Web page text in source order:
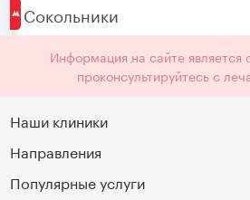
Сокольники
Информация на сайте является
проконсультируйтесь с
Наши клиники
ВДНХ
Направления
Неврология
Популярные услуги